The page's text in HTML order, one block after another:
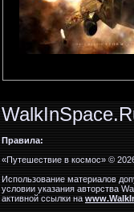
Правила:
«Путешествие в космос» ©
Использование материалов
условии указания авторства
активной ссылки на